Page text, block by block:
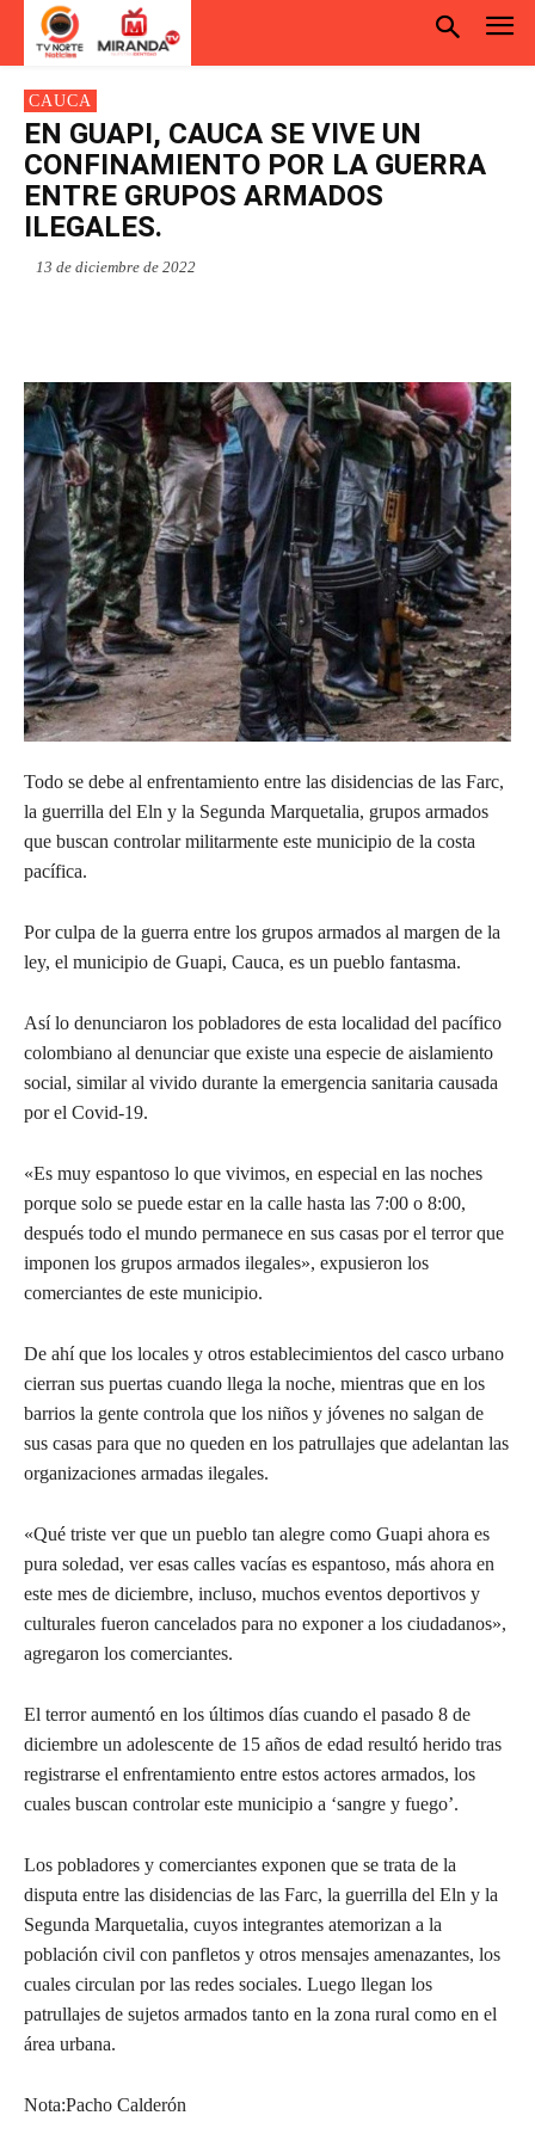
CAUCA
EN GUAPI, CAUCA SE VIVE UN
CONFINAMIENTO POR LA GUERRA
ENTRE GRUPOS ARMADOS
ILEGALES.
13 de diciembre de 2022
Todo se debe al enfrentamiento entre las disidencias de las Farc,
la guerrilla del Eln y la Segunda Marquetalia, grupos armados
que buscan controlar militarmente este municipio de la costa
pacífica.
Porculpa de la guerra entre los grupos armados al margen de la
ley, el municipio de Guapi, Cauca, es un pueblo fantasma.
Así lo denunciaron los pobladores de esta localidad del pacífico
colombiano al denunciar que existe una especie de aislamiento
social, similar al vivido durante la emergencia sanitaria causada
por el Covid-19.
«Es muy espantoso lo que vivimos, en especial en las noches
porque solo se puede estar en la calle hasta las 7:00 o 8:00,
después todo el mundo permanece en sus casas por el terror que
imponen los grupos armados ilegales», expusieron los
comerciantes de este municipio.
De ahí que los locales y otros establecimientos del casco urbano
cierran sus puertas cuando llega la noche, mientras que en los
barrios la gente controla que los niños y jóvenes no salgan de
sus casas para que no queden en los patrullajes que adelantan las
organizaciones armadas ilegales.
«Qué triste ver que un pueblo tan alegre como Guapi ahora es
pura soledad, ver esas calles vacías es espantoso, más ahora en
este mes de diciembre, incluso, muchos eventos deportivos y
culturales fueron cancelados para no exponer a los ciudadanos»,
agregaron los comerciantes.
El terror aumentó en los últimos días cuando el pasado 8 de
diciembre un adolescente de 15 años de edad resultó herido tras
registrarse el enfrentamiento entre estos actores armados, los
cuales buscan controlar este municipio a ‘sangre y fuego’.
Los pobladores y comerciantes exponen que se trata de la
disputa entre las disidencias de las Farc, la guerrilla del Eln y la
Segunda Marquetalia, cuyos integrantes atemorizan a la
población civil con panfletos y otros mensajes amenazantes, los
cuales circulan por las redes sociales. Luego llegan los
patrullajes de sujetos armados tanto en la zona rural como en el
área urbana.
Nota:Pacho Calderón